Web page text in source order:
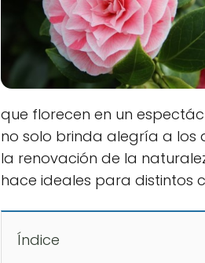
que florecen en un
no solo brinda alegría a los
la renovación de la
hace ideales para distintos
Índice